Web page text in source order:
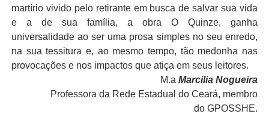
martírio vivido pelo retirante em busca de salvar sua vida
e a de sua família, a obra O Quinze, ganha
universalidade ao ser uma prosa simples no seu enredo,
na sua tessitura e, ao mesmo tempo, tão medonha nas
provocações e nos impactos que atiça em seus leitores.
M.aMarcilia Nogueira
Professora da Rede Estadual do Ceará, membro
do GPOSSHE.